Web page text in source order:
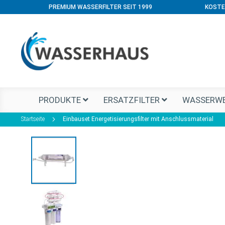
PREMIUM WASSERFILTER SEIT 1999
PRODUKTE ERSATZFILTER
Startseite Einbauset Energetisierungsfilter mit Anschlussmaterial
Ende
springen